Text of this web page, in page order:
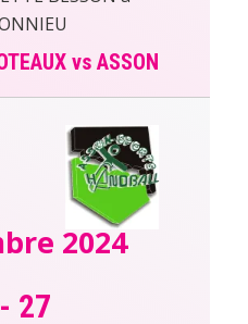
vs ASSON
2024
- 27